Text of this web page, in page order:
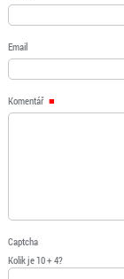
Email
Komentář
Captcha
Kolik je 10 + 4?